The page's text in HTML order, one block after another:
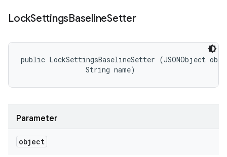
LockSettingsBaselineSetter
public LockSettingsBaselineSetter (JSONObject
                String name)
Parameter
object